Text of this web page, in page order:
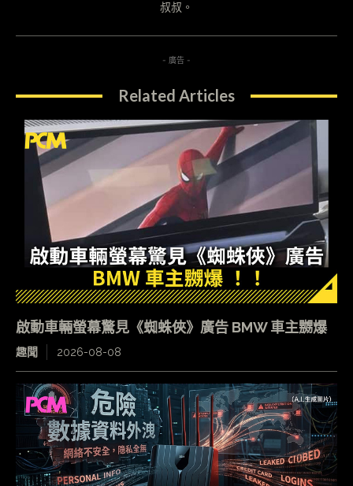
叔叔。
- 廣告 -
Related Articles
啟動車輛螢幕驚見《蜘蛛俠》廣告 BMW 車主嬲爆
趣聞 2026-08-08